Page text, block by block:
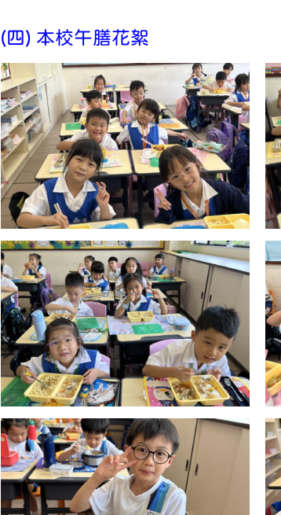
(四) 本校午膳花絮